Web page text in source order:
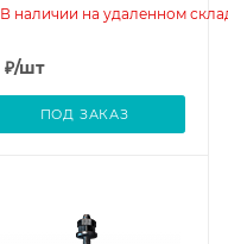
В наличии на удаленном
₽/шт
ПОД ЗАКАЗ